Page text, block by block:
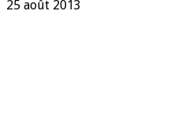
25 août 2013